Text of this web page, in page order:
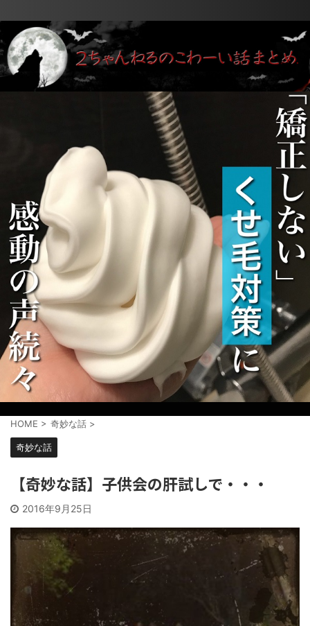
HOME > 奇妙な話 >
奇妙な話
【奇妙な話】子供会の肝試しで・・・
2016年9月25日